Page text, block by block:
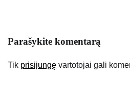
Parašykite komentarą
Tik prisijungę vartotojai gali